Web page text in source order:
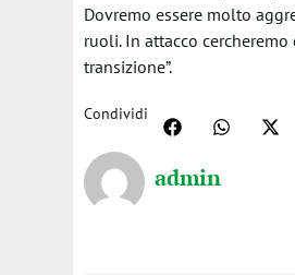
Dovremo essere molto
ruoli. In attacco
transizione”.
Condividi
admin